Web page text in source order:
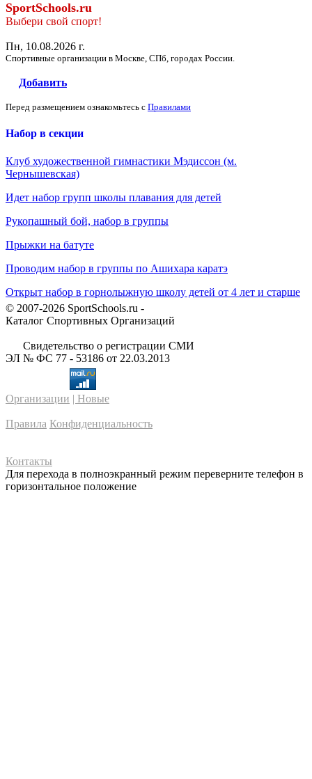
SportSchools.ru
Выбери свой спорт!
Пн, 10.08.2026 г.
Спортивные организации в Москве, СПб, городах России.
Добавить
Перед размещением ознакомьтесь с Правилами
Набор в секции
Клуб художественной гимнастики Мэдиссон (м.
Чернышевская)
Идет набор групп школы плавания для детей
Рукопашный бой, набор в группы
Прыжки на батуте
Проводим набор в группы по Ашихара каратэ
Открыт набор в горнолыжную школу детей от 4 лет и старше
© 2007-2026 SportSchools.ru -
Каталог Спортивных Организаций
Свидетельство о регистрации СМИ
ЭЛ № ФС 77 - 53186 от 22.03.2013
Организации | Новые
Правила Конфиденциальность
Контакты
Для перехода в полноэкранный режим переверните телефон в
горизонтальное положение